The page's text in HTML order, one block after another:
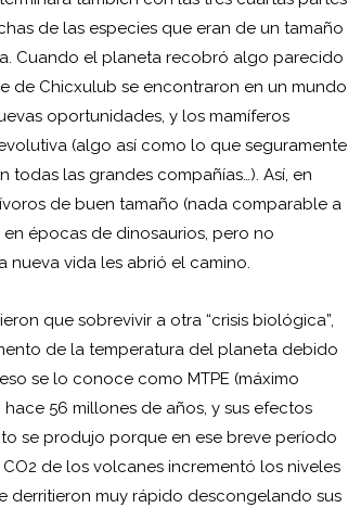
de las especies que eran de un tamaño
Cuando el planeta recobró algo parecido
de Chicxulub se encontraron en un mundo
oportunidades, y los mamíferos
(algo así como lo que seguramente
las grandes compañías…). Así, en
de buen tamaño (nada comparable a
épocas de dinosaurios, pero no
nueva vida les abrió el camino.
que sobrevivir a otra “crisis biológica”,
de la temperatura del planeta debido
se lo conoce como MTPE (máximo
56 millones de años, y sus efectos
se produjo porque en ese breve período
de los volcanes incrementó los niveles
derritieron muy rápido descongelando sus